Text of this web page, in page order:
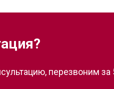
перезвоним за